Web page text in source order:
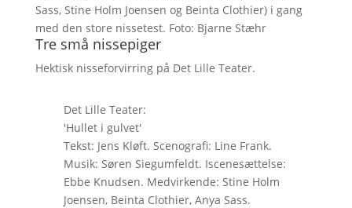
Sass, Stine Holm Joensen og Beinta Clothier) i gang
med den store nissetest. Foto: Bjarne Stæhr
Tre små nissepiger
Hektisk nisseforvirring på Det Lille Teater.
Det Lille Teater:
'Hullet i gulvet'
Tekst: Jens Kløft. Scenografi: Line Frank.
Musik: Søren Siegumfeldt. Iscenesættelse:
Ebbe Knudsen. Medvirkende: Stine Holm
Joensen, Beinta Clothier, Anya Sass.